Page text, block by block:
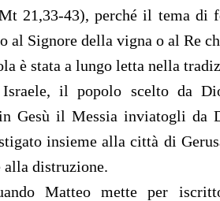
21,33-43), perché il tema di
al Signore della vigna o al Re
è stata a lungo letta nella
Israele, il popolo scelto da
Gesù il Messia inviatogli da
insieme alla città di
distruzione.
Matteo mette per